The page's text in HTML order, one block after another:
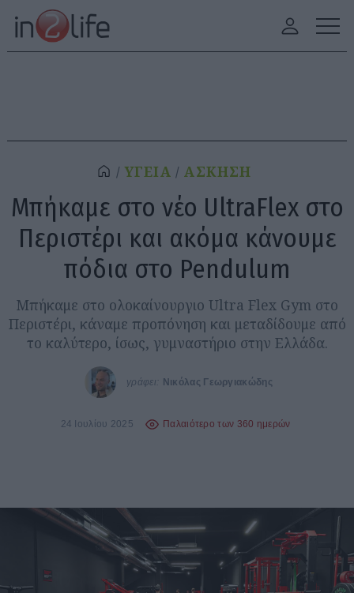
ΥΓΕΙΑ ΑΣΚΗΣΗ
Μπήκαμε στο νέο UltraFlex στο
Περιστέρι και ακόμα κάνουμε
πόδια στο Pendulum
Μπήκαμε στο ολοκαίνουργιο Ultra Flex Gym στο
Περιστέρι, κάναμε προπόνηση και μεταδίδουμε από
το καλύτερο, ίσως, γυμναστήριο στην Ελλάδα.
γράφει: Νικόλας Γεωργιακώδης
24 Ιουλίου 2025 Παλαιότερο των 360 ημερών